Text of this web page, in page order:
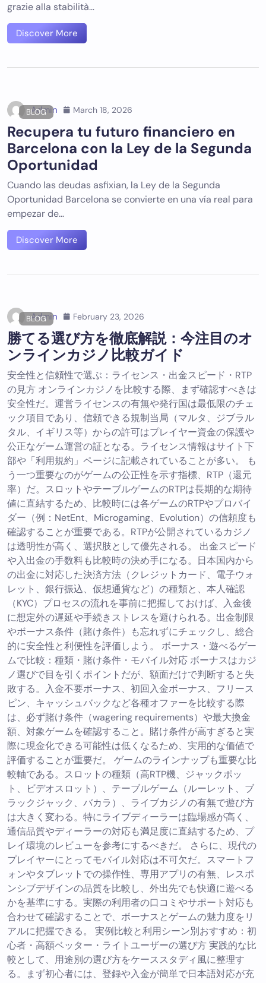
grazie alla stabilità…
Discover More
BLOG
Admin March 18, 2026
Recupera tu futuro financiero en
Barcelona con la Ley de la Segunda
Oportunidad
Cuando las deudas asfixian, la Ley de la Segunda
Oportunidad Barcelona se convierte en una vía real para
empezar de…
Discover More
BLOG
Admin February 23, 2026
勝てる選び方を徹底解説：今注目のオ
ンラインカジノ比較ガイド
安全性と信頼性で選ぶ：ライセンス・出金スピード・RTP
の見方 オンラインカジノを比較する際、まず確認すべきは
安全性だ。運営ライセンスの有無や発行国は最低限のチェ
ック項目であり、信頼できる規制当局（マルタ、ジブラル
タル、イギリス等）からの許可はプレイヤー資金の保護や
公正なゲーム運営の証となる。ライセンス情報はサイト下
部や「利用規約」ページに記載されていることが多い。 も
う一つ重要なのがゲームの公正性を示す指標、RTP（還元
率）だ。スロットやテーブルゲームのRTPは長期的な期待
値に直結するため、比較時には各ゲームのRTPやプロバイ
ダー（例：NetEnt、Microgaming、Evolution）の信頼度も
確認することが重要である。RTPが公開されているカジノ
は透明性が高く、選択肢として優先される。 出金スピード
や入出金の手数料も比較時の決め手になる。日本国内から
の出金に対応した決済方法（クレジットカード、電子ウォ
レット、銀行振込、仮想通貨など）の種類と、本人確認
（KYC）プロセスの流れを事前に把握しておけば、入金後
に想定外の遅延や手続きストレスを避けられる。出金制限
やボーナス条件（賭け条件）も忘れずにチェックし、総合
的に安全性と利便性を評価しよう。 ボーナス・遊べるゲー
ムで比較：種類・賭け条件・モバイル対応 ボーナスはカジ
ノ選びで目を引くポイントだが、額面だけで判断すると失
敗する。入金不要ボーナス、初回入金ボーナス、フリース
ピン、キャッシュバックなど各種オファーを比較する際
は、必ず賭け条件（wagering requirements）や最大換金
額、対象ゲームを確認すること。賭け条件が高すぎると実
際に現金化できる可能性は低くなるため、実用的な価値で
評価することが重要だ。 ゲームのラインナップも重要な比
較軸である。スロットの種類（高RTP機、ジャックポッ
ト、ビデオスロット）、テーブルゲーム（ルーレット、ブ
ラックジャック、バカラ）、ライブカジノの有無で遊び方
は大きく変わる。特にライブディーラーは臨場感が高く、
通信品質やディーラーの対応も満足度に直結するため、プ
レイ環境のレビューを参考にするべきだ。 さらに、現代の
プレイヤーにとってモバイル対応は不可欠だ。スマートフ
ォンやタブレットでの操作性、専用アプリの有無、レスポ
ンシブデザインの品質を比較し、外出先でも快適に遊べる
かを基準にする。実際の利用者の口コミやサポート対応も
合わせて確認することで、ボーナスとゲームの魅力度をリ
アルに把握できる。 実例比較と利用シーン別おすすめ：初
心者・高額ベッター・ライトユーザーの選び方 実践的な比
較として、用途別の選び方をケーススタディ風に整理す
る。まず初心者には、登録や入金が簡単で日本語対応が充